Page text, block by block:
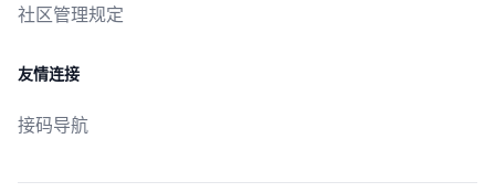
社区管理规定
友情连接
接码导航